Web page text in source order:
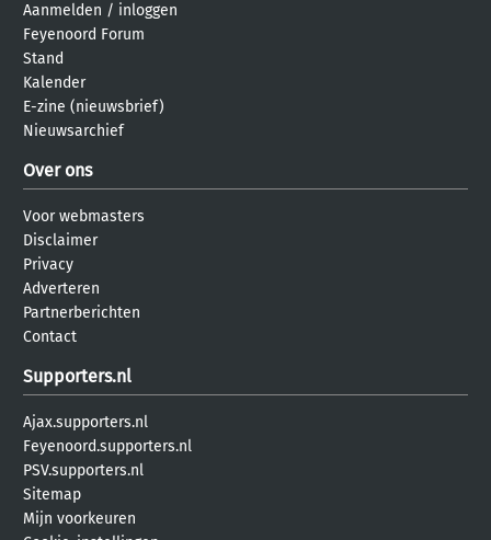
Aanmelden / inloggen
Feyenoord Forum
Stand
Kalender
E-zine (nieuwsbrief)
Nieuwsarchief
Over ons
Voor webmasters
Disclaimer
Privacy
Adverteren
Partnerberichten
Contact
Supporters.nl
Ajax.supporters.nl
Feyenoord.supporters.nl
PSV.supporters.nl
Sitemap
Mijn voorkeuren